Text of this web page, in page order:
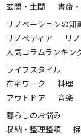
玄関・土間
書斎
リノベーションの知
リノペディア
リ
人気コラムランキン
ライフスタイル
在宅ワーク
料理
アウトドア
音楽
暮らしのお悩み
収納・整理整頓